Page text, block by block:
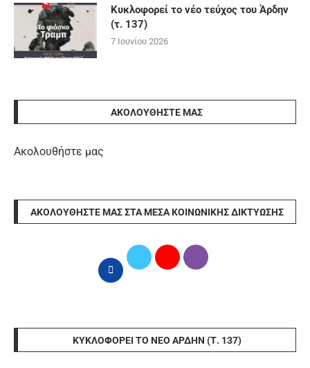
Κυκλοφορεί το νέο τεύχος του Άρδην
(τ. 137)
7 Ιουνίου 2026
ΑΚΟΛΟΥΘΉΣΤΕ ΜΑΣ
Ακολουθήστε μας
ΑΚΟΛΟΥΘΉΣΤΕ ΜΑΣ ΣΤΑ ΜΈΣΑ ΚΟΙΝΩΝΙΚΉΣ ΔΙΚΤΎΩΣΗΣ
ΚΥΚΛΟΦΟΡΕΊ ΤΟ ΝΈΟ ΆΡΔΗΝ (Τ. 137)